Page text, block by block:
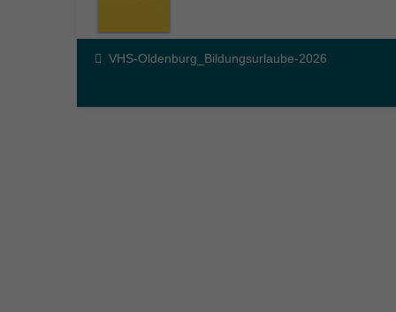
VHS-Oldenburg_Bildungsurlaube-2026